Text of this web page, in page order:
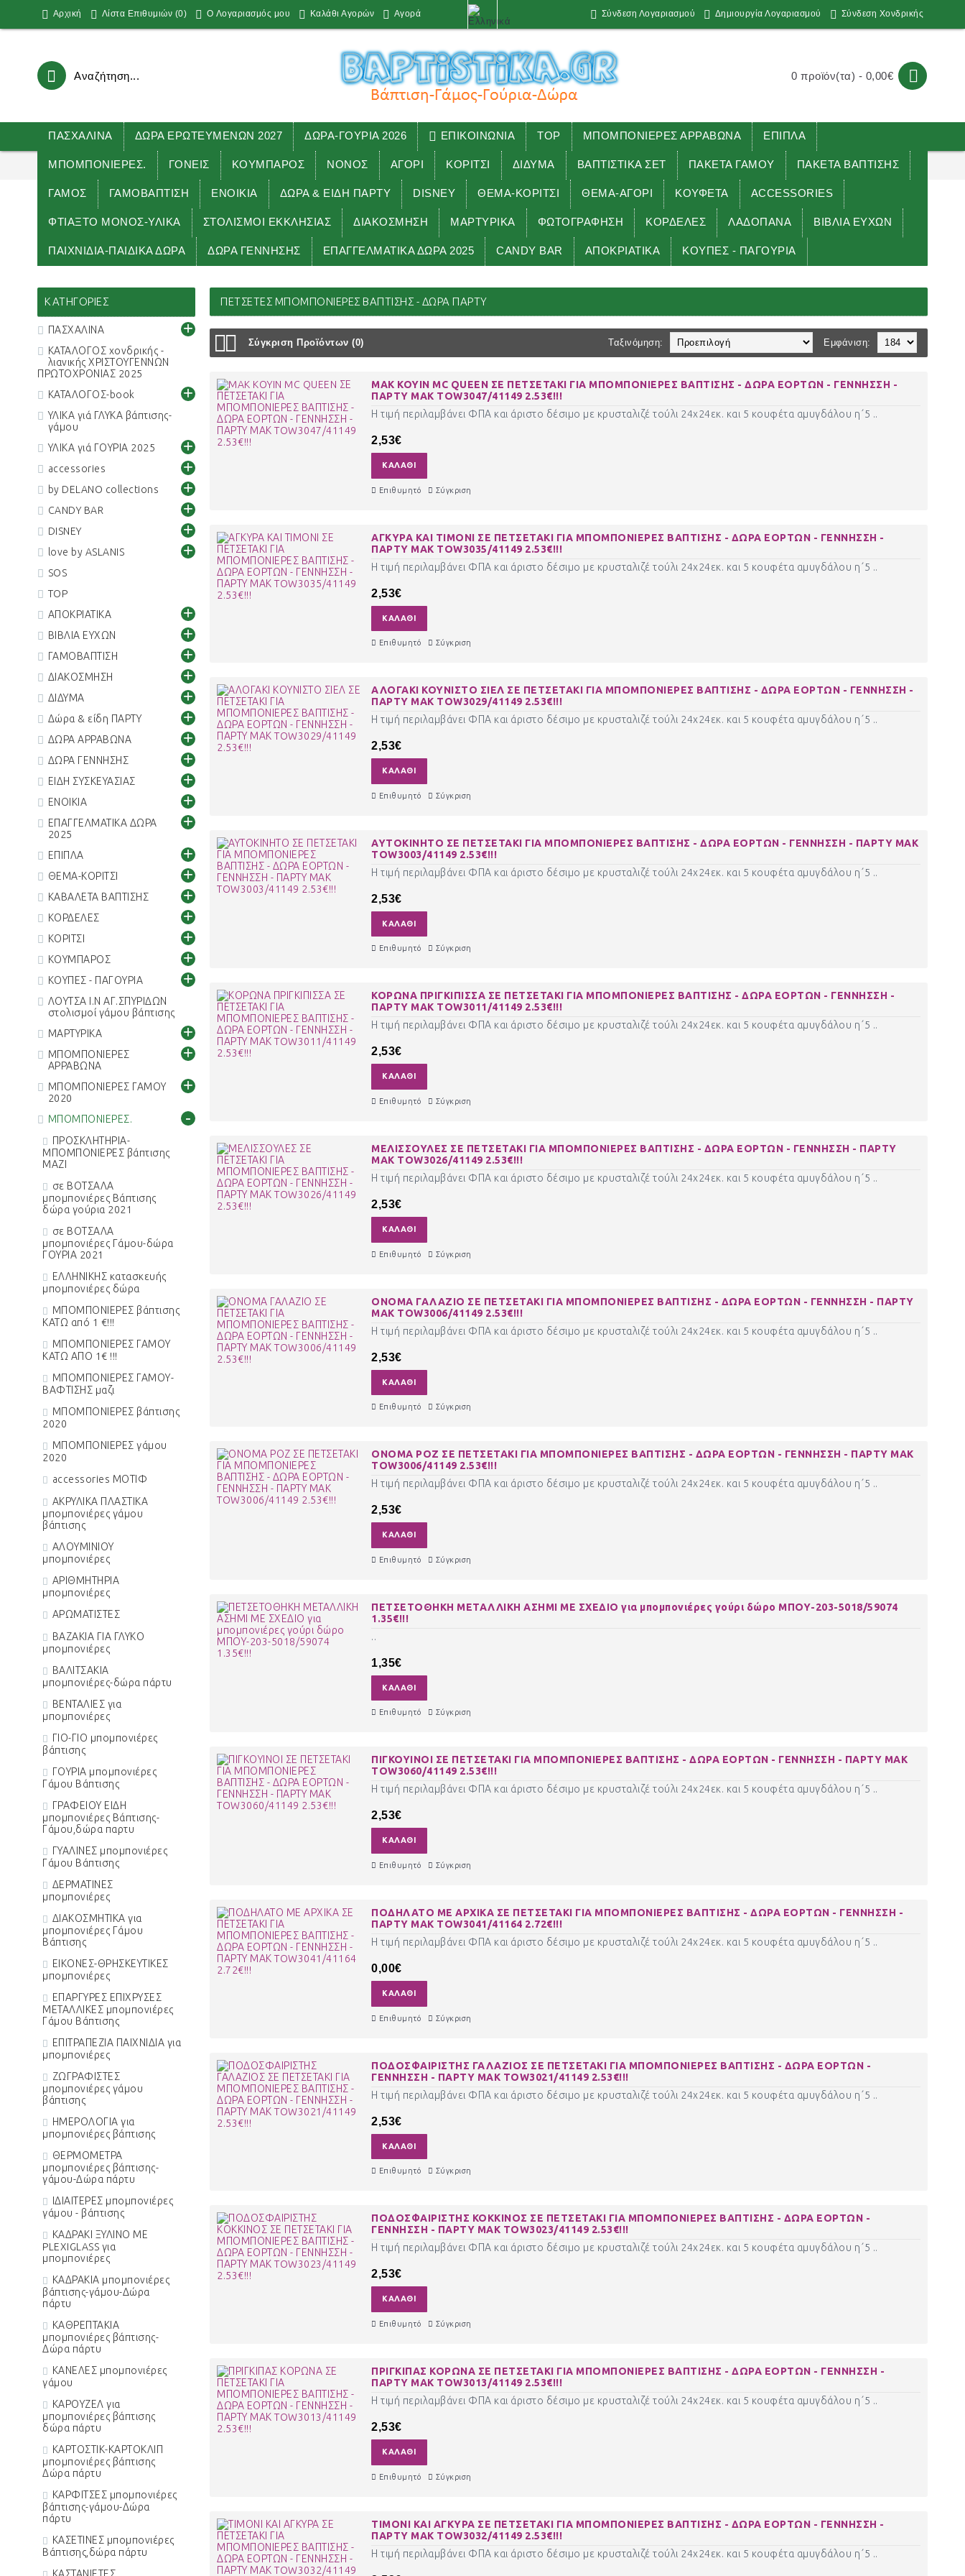
Αρχική Λίστα Επιθυμιών (0) O Λογαριασμός μου Καλάθι Αγορών Αγορά Σύνδεση Λογαριασμού Δημιουργία Λογαριασμού Σύνδεση Χονδρικής
0 προϊόν(τα) - 0,00€
ΠΑΣΧΑΛΙΝΑ ΔΩΡΑ ΕΡΩΤΕΥΜΕΝΩΝ 2027 ΔΩΡΑ-ΓΟΥΡΙΑ 2026 ΕΠΙΚΟΙΝΩΝΙΑ TOP ΜΠΟΜΠΟΝΙΕΡΕΣ ΑΡΡΑΒΩΝΑ ΕΠΙΠΛΑ
ΜΠΟΜΠΟΝΙΕΡΕΣ. ΓΟΝΕΙΣ ΚΟΥΜΠΑΡΟΣ ΝΟΝΟΣ ΑΓΟΡΙ ΚΟΡΙΤΣΙ ΔΙΔΥΜΑ ΒΑΠΤΙΣΤΙΚΑ ΣΕΤ ΠΑΚΕΤΑ ΓΑΜΟΥ ΠΑΚΕΤΑ ΒΑΠΤΙΣΗΣ
ΓΑΜΟΣ ΓΑΜΟΒΑΠΤΙΣΗ ΕΝΟΙΚΙΑ ΔΏΡΑ & ΕΊΔΗ ΠΑΡΤΥ DISNEY ΘΕΜΑ-ΚΟΡΙΤΣΙ ΘΕΜΑ-ΑΓΟΡΙ ΚΟΥΦΕΤΑ ACCESSORIES
ΦΤΙΑΞΤΟ ΜΟΝΟΣ-ΥΛΙΚΑ ΣΤΟΛΙΣΜΟΙ ΕΚΚΛΗΣΙΑΣ ΔΙΑΚΟΣΜΗΣΗ ΜΑΡΤΥΡΙΚΑ ΦΩΤΟΓΡΑΦΗΣΗ ΚΟΡΔΕΛΕΣ ΛΑΔΟΠΑΝΑ ΒΙΒΛΙΑ ΕΥΧΩΝ
ΠΑΙΧΝΙΔΙΑ-ΠΑΙΔΙΚΑ ΔΩΡΑ ΔΩΡΑ ΓΕΝΝΗΣΗΣ ΕΠΑΓΓΕΛΜΑΤΙΚΑ ΔΩΡΑ 2025 CANDY BAR ΑΠΟΚΡΙΑΤΙΚΑ ΚΟΥΠΕΣ - ΠΑΓΟΥΡΙΑ
Αρχική ΜΠΟΜΠΟΝΙΕΡΕΣ. ΠΕΤΣΕΤΕΣ μπομπονιέρες βάπτισης - δώρα πάρτυ
ΚΑΤΗΓΟΡΊΕΣ
ΠΑΣΧΑΛΙΝΑ +
ΚΑΤΑΛΟΓΟΣ χονδρικής -
λιανικής ΧΡΙΣΤΟΥΓΕΝΝΩΝ
ΠΡΩΤΟΧΡΟΝΙΑΣ 2025
ΚΑΤΑΛΟΓΟΣ-book
+
ΥΛΙΚΑ γιά ΓΛΥΚΑ βάπτισης-
γάμου
ΥΛΙΚΑ γιά ΓΟΥΡΙΑ 2025
+
accessories +
by DELANO collections +
CANDY BAR +
DISNEY +
love by ASLANIS +
SOS
TOP
ΑΠΟΚΡΙΑΤΙΚΑ
+
ΒΙΒΛΙΑ ΕΥΧΩΝ +
ΓΑΜΟΒΑΠΤΙΣΗ +
ΔΙΑΚΟΣΜΗΣΗ +
ΔΙΔΥΜΑ +
Δώρα & είδη ΠΑΡΤΥ +
ΔΩΡΑ ΑΡΡΑΒΩΝΑ +
ΔΩΡΑ ΓΕΝΝΗΣΗΣ +
ΕΙΔΗ ΣΥΣΚΕΥΑΣΙΑΣ +
ΕΝΟΙΚΙΑ +
ΕΠΑΓΓΕΛΜΑΤΙΚΑ ΔΩΡΑ
2025
+
ΕΠΙΠΛΑ +
ΘΕΜΑ-ΚΟΡΙΤΣΙ +
ΚΑΒΑΛΕΤΑ ΒΑΠΤΙΣΗΣ +
ΚΟΡΔΕΛΕΣ +
ΚΟΡΙΤΣΙ +
ΚΟΥΜΠΑΡΟΣ +
ΚΟΥΠΕΣ - ΠΑΓΟΥΡΙΑ +
ΛΟΥΤΣΑ Ι.Ν ΑΓ.ΣΠΥΡΙΔΩΝ
στολισμοί γάμου βάπτισης
ΜΑΡΤΥΡΙΚΑ
+
ΜΠΟΜΠΟΝΙΕΡΕΣ
ΑΡΡΑΒΩΝΑ
+
ΜΠΟΜΠΟΝΙΕΡΕΣ ΓΑΜΟΥ
2020
+
ΜΠΟΜΠΟΝΙΕΡΕΣ. -
ΠΡΟΣΚΛΗΤΗΡΙΑ-
ΜΠΟΜΠΟΝΙΕΡΕΣ βάπτισης
ΜΑΖΙ
σε ΒΟΤΣΑΛΑ
μπομπονιέρες Βάπτισης
δώρα γούρια 2021
σε ΒΟΤΣΑΛΑ
μπομπονιέρες Γάμου-δώρα
ΓΟΥΡΙΑ 2021
ΕΛΛΗΝΙΚΗΣ κατασκευής
μπομπονιέρες δώρα
ΜΠΟΜΠΟΝΙΕΡΕΣ βάπτισης
ΚΑΤΩ από 1 €!!!
ΜΠΟΜΠΟΝΙΕΡΕΣ ΓΑΜΟΥ
ΚΑΤΩ ΑΠΟ 1€ !!!
ΜΠΟΜΠΟΝΙΕΡΕΣ ΓΑΜΟΥ-
ΒΑΦΤΙΣΗΣ μαζι
ΜΠΟΜΠΟΝΙΕΡΕΣ βάπτισης
2020
ΜΠΟΜΠΟΝΙΕΡΕΣ γάμου
2020
accessories ΜΟΤΙΦ
ΑΚΡΥΛΙΚΑ ΠΛΑΣΤΙΚΑ
μπομπονιέρες γάμου
βάπτισης
ΑΛΟΥΜΙΝΙΟΥ
μπομπονιέρες
ΑΡΙΘΜΗΤΗΡΙΑ
μπομπονιέρες
ΑΡΩΜΑΤΙΣΤΕΣ
ΒΑΖΑΚΙΑ ΓΙΑ ΓΛΥΚΟ
μπομπονιέρες
ΒΑΛΙΤΣΑΚΙΑ
μπομπονιέρες-δώρα πάρτυ
ΒΕΝΤΑΛΙΕΣ για
μπομπονιέρες
ΓΙΟ-ΓΙΟ μπομπονιέρες
βάπτισης
ΓΟΥΡΙΑ μπομπονιέρες
Γάμου Βάπτισης
ΓΡΑΦΕΙΟΥ ΕΙΔΗ
μπομπονιέρες Βάπτισης-
Γάμου,δώρα παρτυ
ΓΥΑΛΙΝΕΣ μπομπονιέρες
Γάμου Βάπτισης
ΔΕΡΜΑΤΙΝΕΣ
μπομπονιέρες
ΔΙΑΚΟΣΜΗΤΙΚΑ για
μπομπονιέρες Γάμου
Βάπτισης
ΕΙΚΟΝΕΣ-ΘΡΗΣΚΕΥΤΙΚΕΣ
μπομπονιέρες
ΕΠΑΡΓΥΡΕΣ ΕΠΙΧΡΥΣΕΣ
ΜΕΤΑΛΛΙΚΕΣ μπομπονιέρες
Γάμου Βάπτισης
ΕΠΙΤΡΑΠΕΖΙΑ ΠΑΙΧΝΙΔΙΑ για
μπομπονιέρες
ΖΩΓΡΑΦΙΣΤΕΣ
μπομπονιέρες γάμου
βάπτισης
ΗΜΕΡΟΛΟΓΙΑ για
μπομπονιέρες βάπτισης
ΘΕΡΜΟΜΕΤΡΑ
μπομπονιέρες βάπτισης-
γάμου-Δώρα πάρτυ
ΙΔΙΑΙΤΕΡΕΣ μπομπονιέρες
γάμου - βάπτισης
ΚΑΔΡΑΚΙ ΞΥΛΙΝΟ ΜΕ
PLEXIGLASS για
μπομπονιέρες
ΚΑΔΡΑΚΙΑ μπομπονιέρες
βάπτισης-γάμου-Δώρα
πάρτυ
ΚΑΘΡΕΠΤΑΚΙΑ
μπομπονιέρες βάπτισης-
Δώρα πάρτυ
ΚΑΝΕΛΕΣ μπομπονιέρες
γάμου
ΚΑΡΟΥΖΕΛ για
μπομπονιέρες βάπτισης
δώρα πάρτυ
ΚΑΡΤΟΣΤΙΚ-ΚΑΡΤΟΚΛΙΠ
μπομπονιέρες βάπτισης
Δώρα πάρτυ
ΚΑΡΦΙΤΣΕΣ μπομπονιέρες
βάπτισης-γάμου-Δώρα
πάρτυ
ΚΑΣΕΤΙΝΕΣ μπομπονιέρες
Βάπτισης,δώρα πάρτυ
ΠΕΤΣΕΤΕΣ ΜΠΟΜΠΟΝΙΈΡΕΣ ΒΆΠΤΙΣΗΣ - ΔΏΡΑ ΠΆΡΤΥ
Σύγκριση Προϊόντων (0) Εμφάνιση:
Ταξινόμηση:
MAK KOYIN MC QUEEN ΣΕ ΠΕΤΣΕΤΑΚΙ ΓΙΑ ΜΠΟΜΠΟΝΙΕΡΕΣ ΒΑΠΤΙΣΗΣ - ΔΩΡΑ ΕΟΡΤΩΝ - ΓΕΝΝΗΣΣΗ -
ΠΑΡΤΥ ΜΑΚ TOW3047/41149 2.53€!!!
Η τιμή περιλαμβάνει ΦΠΑ και άριστο δέσιμο με κρυσταλιζέ τούλι 24χ24εκ. και 5 κουφέτα αμυγδάλου η΄5 ..
2,53€
ΚΑΛΆΘΙ
Επιθυμητό Σύγκριση
ΑΓΚΥΡΑ ΚΑΙ ΤΙΜΟΝΙ ΣΕ ΠΕΤΣΕΤΑΚΙ ΓΙΑ ΜΠΟΜΠΟΝΙΕΡΕΣ ΒΑΠΤΙΣΗΣ - ΔΩΡΑ ΕΟΡΤΩΝ - ΓΕΝΝΗΣΣΗ -
ΠΑΡΤΥ ΜΑΚ TOW3035/41149 2.53€!!!
Η τιμή περιλαμβάνει ΦΠΑ και άριστο δέσιμο με κρυσταλιζέ τούλι 24χ24εκ. και 5 κουφέτα αμυγδάλου η΄5 ..
2,53€
ΚΑΛΆΘΙ
Επιθυμητό Σύγκριση
ΑΛΟΓΑΚΙ ΚΟΥΝΙΣΤΟ ΣΙΕΛ ΣΕ ΠΕΤΣΕΤΑΚΙ ΓΙΑ ΜΠΟΜΠΟΝΙΕΡΕΣ ΒΑΠΤΙΣΗΣ - ΔΩΡΑ ΕΟΡΤΩΝ - ΓΕΝΝΗΣΣΗ -
ΠΑΡΤΥ ΜΑΚ TOW3029/41149 2.53€!!!
Η τιμή περιλαμβάνει ΦΠΑ και άριστο δέσιμο με κρυσταλιζέ τούλι 24χ24εκ. και 5 κουφέτα αμυγδάλου η΄5 ..
2,53€
ΚΑΛΆΘΙ
Επιθυμητό Σύγκριση
ΑΥΤΟΚΙΝΗΤΟ ΣΕ ΠΕΤΣΕΤΑΚΙ ΓΙΑ ΜΠΟΜΠΟΝΙΕΡΕΣ ΒΑΠΤΙΣΗΣ - ΔΩΡΑ ΕΟΡΤΩΝ - ΓΕΝΝΗΣΣΗ - ΠΑΡΤΥ ΜΑΚ
TOW3003/41149 2.53€!!!
Η τιμή περιλαμβάνει ΦΠΑ και άριστο δέσιμο με κρυσταλιζέ τούλι 24χ24εκ. και 5 κουφέτα αμυγδάλου η΄5 ..
2,53€
ΚΑΛΆΘΙ
Επιθυμητό Σύγκριση
ΚΟΡΩΝΑ ΠΡΙΓΚΙΠΙΣΣΑ ΣΕ ΠΕΤΣΕΤΑΚΙ ΓΙΑ ΜΠΟΜΠΟΝΙΕΡΕΣ ΒΑΠΤΙΣΗΣ - ΔΩΡΑ ΕΟΡΤΩΝ - ΓΕΝΝΗΣΣΗ -
ΠΑΡΤΥ ΜΑΚ TOW3011/41149 2.53€!!!
Η τιμή περιλαμβάνει ΦΠΑ και άριστο δέσιμο με κρυσταλιζέ τούλι 24χ24εκ. και 5 κουφέτα αμυγδάλου η΄5 ..
2,53€
ΚΑΛΆΘΙ
Επιθυμητό Σύγκριση
ΜΕΛΙΣΣΟΥΛΕΣ ΣΕ ΠΕΤΣΕΤΑΚΙ ΓΙΑ ΜΠΟΜΠΟΝΙΕΡΕΣ ΒΑΠΤΙΣΗΣ - ΔΩΡΑ ΕΟΡΤΩΝ - ΓΕΝΝΗΣΣΗ - ΠΑΡΤΥ
ΜΑΚ TOW3026/41149 2.53€!!!
Η τιμή περιλαμβάνει ΦΠΑ και άριστο δέσιμο με κρυσταλιζέ τούλι 24χ24εκ. και 5 κουφέτα αμυγδάλου η΄5 ..
2,53€
ΚΑΛΆΘΙ
Επιθυμητό Σύγκριση
ΟΝΟΜΑ ΓΑΛΑΖΙΟ ΣΕ ΠΕΤΣΕΤΑΚΙ ΓΙΑ ΜΠΟΜΠΟΝΙΕΡΕΣ ΒΑΠΤΙΣΗΣ - ΔΩΡΑ ΕΟΡΤΩΝ - ΓΕΝΝΗΣΣΗ - ΠΑΡΤΥ
ΜΑΚ TOW3006/41149 2.53€!!!
Η τιμή περιλαμβάνει ΦΠΑ και άριστο δέσιμο με κρυσταλιζέ τούλι 24χ24εκ. και 5 κουφέτα αμυγδάλου η΄5 ..
2,53€
ΚΑΛΆΘΙ
Επιθυμητό Σύγκριση
ΟΝΟΜΑ ΡΟΖ ΣΕ ΠΕΤΣΕΤΑΚΙ ΓΙΑ ΜΠΟΜΠΟΝΙΕΡΕΣ ΒΑΠΤΙΣΗΣ - ΔΩΡΑ ΕΟΡΤΩΝ - ΓΕΝΝΗΣΣΗ - ΠΑΡΤΥ ΜΑΚ
TOW3006/41149 2.53€!!!
Η τιμή περιλαμβάνει ΦΠΑ και άριστο δέσιμο με κρυσταλιζέ τούλι 24χ24εκ. και 5 κουφέτα αμυγδάλου η΄5 ..
2,53€
ΚΑΛΆΘΙ
Επιθυμητό Σύγκριση
ΠΕΤΣΕΤΟΘΗΚΗ ΜΕΤΑΛΛΙΚΗ ΑΣΗΜΙ ΜΕ ΣΧΕΔΙΟ για μπομπονιέρες γούρι δώρο ΜΠΟΥ-203-5018/59074
1.35€!!!
..
1,35€
ΚΑΛΆΘΙ
Επιθυμητό Σύγκριση
ΠΙΓΚΟΥΙΝΟΙ ΣΕ ΠΕΤΣΕΤΑΚΙ ΓΙΑ ΜΠΟΜΠΟΝΙΕΡΕΣ ΒΑΠΤΙΣΗΣ - ΔΩΡΑ ΕΟΡΤΩΝ - ΓΕΝΝΗΣΣΗ - ΠΑΡΤΥ ΜΑΚ
TOW3060/41149 2.53€!!!
Η τιμή περιλαμβάνει ΦΠΑ και άριστο δέσιμο με κρυσταλιζέ τούλι 24χ24εκ. και 5 κουφέτα αμυγδάλου η΄5 ..
2,53€
ΚΑΛΆΘΙ
Επιθυμητό Σύγκριση
ΠΟΔΗΛΑΤΟ ΜΕ ΑΡΧΙΚΑ ΣΕ ΠΕΤΣΕΤΑΚΙ ΓΙΑ ΜΠΟΜΠΟΝΙΕΡΕΣ ΒΑΠΤΙΣΗΣ - ΔΩΡΑ ΕΟΡΤΩΝ - ΓΕΝΝΗΣΣΗ -
ΠΑΡΤΥ ΜΑΚ TOW3041/41164 2.72€!!!
Η τιμή περιλαμβάνει ΦΠΑ και άριστο δέσιμο με κρυσταλιζέ τούλι 24χ24εκ. και 5 κουφέτα αμυγδάλου η΄5 ..
0,00€
ΚΑΛΆΘΙ
Επιθυμητό Σύγκριση
ΠΟΔΟΣΦΑΙΡΙΣΤΗΣ ΓΑΛΑΖΙΟΣ ΣΕ ΠΕΤΣΕΤΑΚΙ ΓΙΑ ΜΠΟΜΠΟΝΙΕΡΕΣ ΒΑΠΤΙΣΗΣ - ΔΩΡΑ ΕΟΡΤΩΝ -
ΓΕΝΝΗΣΣΗ - ΠΑΡΤΥ ΜΑΚ TOW3021/41149 2.53€!!!
Η τιμή περιλαμβάνει ΦΠΑ και άριστο δέσιμο με κρυσταλιζέ τούλι 24χ24εκ. και 5 κουφέτα αμυγδάλου η΄5 ..
2,53€
ΚΑΛΆΘΙ
Επιθυμητό Σύγκριση
ΠΟΔΟΣΦΑΙΡΙΣΤΗΣ ΚΟΚΚΙΝΟΣ ΣΕ ΠΕΤΣΕΤΑΚΙ ΓΙΑ ΜΠΟΜΠΟΝΙΕΡΕΣ ΒΑΠΤΙΣΗΣ - ΔΩΡΑ ΕΟΡΤΩΝ -
ΓΕΝΝΗΣΣΗ - ΠΑΡΤΥ ΜΑΚ TOW3023/41149 2.53€!!!
Η τιμή περιλαμβάνει ΦΠΑ και άριστο δέσιμο με κρυσταλιζέ τούλι 24χ24εκ. και 5 κουφέτα αμυγδάλου η΄5 ..
2,53€
ΚΑΛΆΘΙ
Επιθυμητό Σύγκριση
ΠΡΙΓΚΙΠΑΣ ΚΟΡΩΝΑ ΣΕ ΠΕΤΣΕΤΑΚΙ ΓΙΑ ΜΠΟΜΠΟΝΙΕΡΕΣ ΒΑΠΤΙΣΗΣ - ΔΩΡΑ ΕΟΡΤΩΝ - ΓΕΝΝΗΣΣΗ -
ΠΑΡΤΥ ΜΑΚ TOW3013/41149 2.53€!!!
Η τιμή περιλαμβάνει ΦΠΑ και άριστο δέσιμο με κρυσταλιζέ τούλι 24χ24εκ. και 5 κουφέτα αμυγδάλου η΄5 ..
2,53€
ΚΑΛΆΘΙ
Επιθυμητό Σύγκριση
ΤΙΜΟΝΙ ΚΑΙ ΑΓΚΥΡΑ ΣΕ ΠΕΤΣΕΤΑΚΙ ΓΙΑ ΜΠΟΜΠΟΝΙΕΡΕΣ ΒΑΠΤΙΣΗΣ - ΔΩΡΑ ΕΟΡΤΩΝ - ΓΕΝΝΗΣΣΗ -
ΠΑΡΤΥ ΜΑΚ TOW3032/41149 2.53€!!!
Η τιμή περιλαμβάνει ΦΠΑ και άριστο δέσιμο με κρυσταλιζέ τούλι 24χ24εκ. και 5 κουφέτα αμυγδάλου η΄5 ..